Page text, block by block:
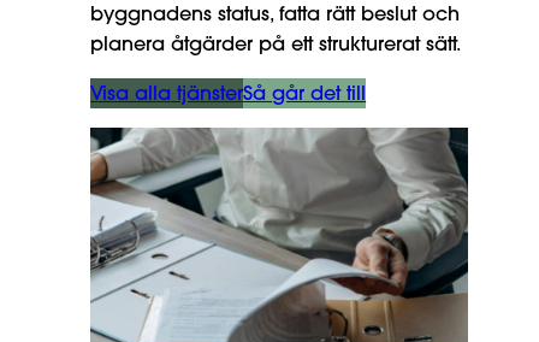
byggnadens status, fatta rätt beslut och
planera åtgärder på ett strukturerat sätt.
Visa alla tjänsterSå går det till